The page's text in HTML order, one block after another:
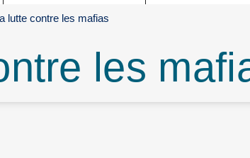
lutte contre les mafias
les